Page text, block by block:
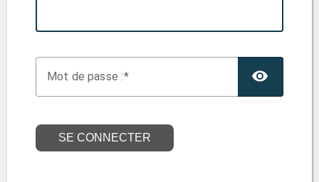
Mot de passe :
SE CONNECTER